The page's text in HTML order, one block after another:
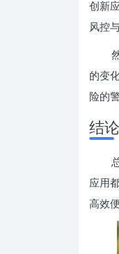
创新
风控
的变
险的警
结论
应用
高效